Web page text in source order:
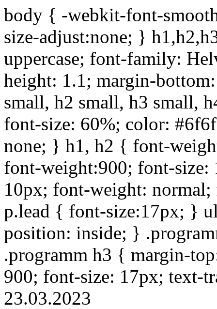
body { -webkit-font-
size-adjust:none; }
uppercase; font-family:
height: 1.1; margin-
small, h2 small, h3 small,
font-size: 60%; color:
none; } h1, h2 { font-
font-weight:900; font-
10px; font-weight:
p.lead { font-size:17px; }
position: inside; }
.programm h3 { margin-
900; font-size: 17px; text-
23.03.2023